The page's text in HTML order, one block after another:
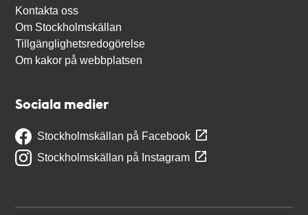
Kontakta oss
Om Stockholmskällan
Tillgänglighetsredogörelse
Om kakor på webbplatsen
Sociala medier
Stockholmskällan på Facebook
Stockholmskällan på Instagram